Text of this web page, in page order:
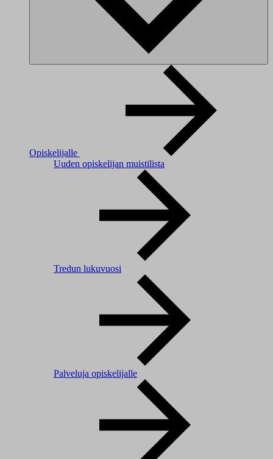
Opiskelijalle
Uuden opiskelijan muistilista
Tredun lukuvuosi
Palveluja opiskelijalle